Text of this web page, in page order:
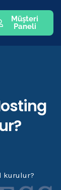
Müşteri
Paneli
kurulur?